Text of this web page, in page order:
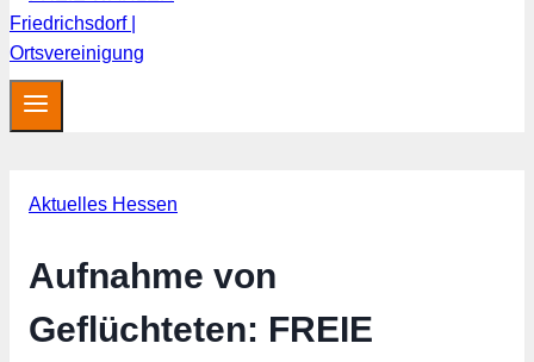
Aktuelles Hessen
Aufnahme von
Geflüchteten: FREIE